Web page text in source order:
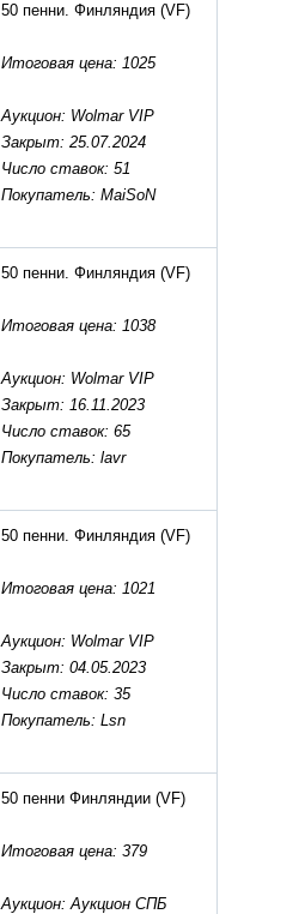
50 пенни. Финляндия (VF)
Итоговая цена: 1025
Аукцион: Wolmar VIP
Закрыт: 25.07.2024
Число ставок: 51
Покупатель: MaiSoN
50 пенни. Финляндия (VF)
Итоговая цена: 1038
Аукцион: Wolmar VIP
Закрыт: 16.11.2023
Число ставок: 65
Покупатель: lavr
50 пенни. Финляндия (VF)
Итоговая цена: 1021
Аукцион: Wolmar VIP
Закрыт: 04.05.2023
Число ставок: 35
Покупатель: Lsn
50 пенни Финляндии (VF)
Итоговая цена: 379
Аукцион: Аукцион СПБ